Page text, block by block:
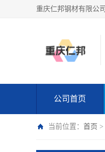
公司首页
当前位置： 首页 >